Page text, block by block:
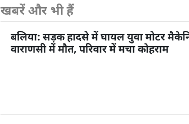
खबरें और भी हैं
बलिया: सड़क हादसे में घायल युवा मोटर
वाराणसी में मौत, परिवार में मचा कोहराम